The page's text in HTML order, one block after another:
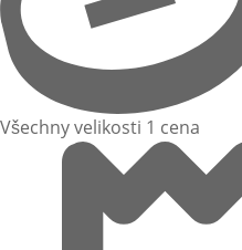
Všechny velikosti 1 cena